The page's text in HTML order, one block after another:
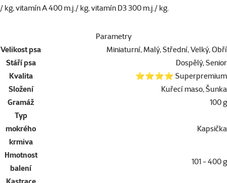
/ kg, vitamín A 400 m.j./ kg, vitamín D3 300 m.j./ kg.
Parametry
Velikost psa
Miniaturní, Malý, Střední, Velký, Obří
Stáří psa
Dospělý, Senior
Kvalita
⭐⭐⭐⭐ Superpremium
Složení
Kuřecí maso, Šunka
Gramáž
100 g
Typ
mokrého
krmiva
Kapsička
Hmotnost
balení
101 - 400 g